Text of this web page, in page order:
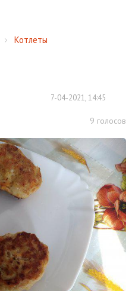
Котлеты
7-04-2021, 14:45
9 голосов